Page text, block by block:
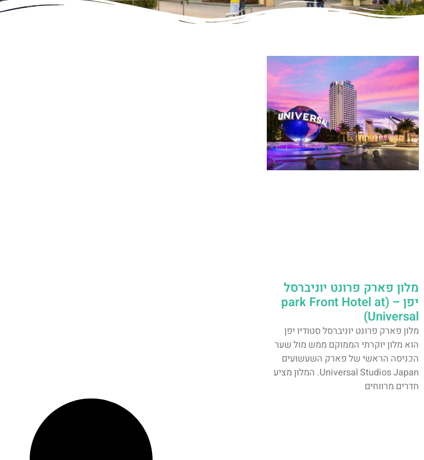
מלון פארק פרונט יוניברסל
יפן – (park Front Hotel at
Universal)
מלון פארק פרונט יוניברסל סטודיו יפן
הוא מלון יוקרתי הממוקם ממש מול שער
הכניסה הראשי של פארק השעשועים
Universal Studios Japan. המלון מציע
חדרים מרווחים